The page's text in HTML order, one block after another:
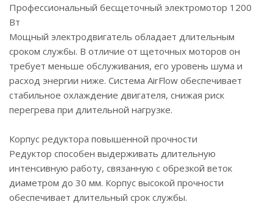
Профессиональный бесщеточный электромотор 1200
Вт
Мощный электродвигатель обладает длительным
сроком службы. В отличие от щеточных моторов он
требует меньше обслуживания, его уровень шума и
расход энергии ниже. Система AirFlow обеспечивает
стабильное охлаждение двигателя, снижая риск
перегрева при длительной нагрузке.
Корпус редуктора повышенной прочности
Редуктор способен выдерживать длительную
интенсивную работу, связанную с обрезкой веток
диаметром до 30 мм. Корпус высокой прочности
обеспечивает длительный срок службы.